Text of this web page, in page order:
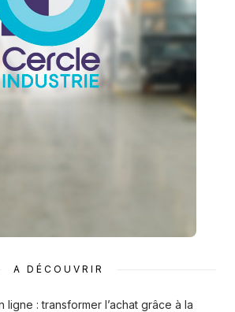
A DÉCOUVRIR
ligne : transformer l’achat grâce à la